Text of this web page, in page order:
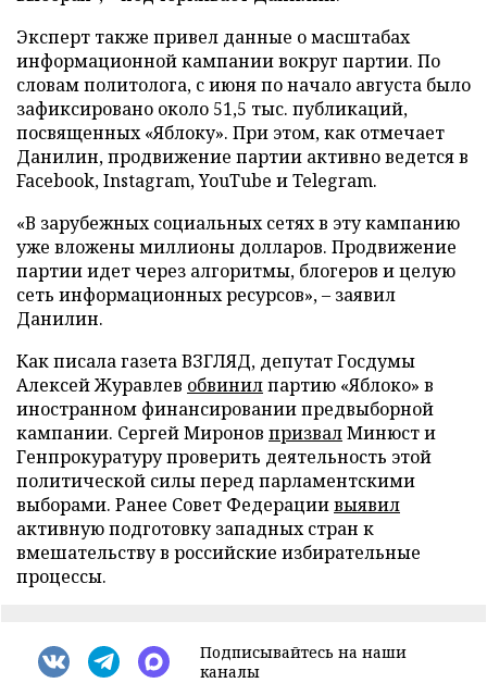
Эксперт также привел данные о масштабах
информационной кампании вокруг партии. По
словам политолога, с июня по начало августа было
зафиксировано около 51,5 тыс. публикаций,
посвященных «Яблоку». При этом, как отмечает
Данилин, продвижение партии активно ведется в
Facebook, Instagram, YouTube и Telegram.
«В зарубежных социальных сетях в эту кампанию
уже вложены миллионы долларов. Продвижение
партии идет через алгоритмы, блогеров и целую
сеть информационных ресурсов», – заявил
Данилин.
Как писала газета ВЗГЛЯД, депутат Госдумы
Алексей Журавлев обвинилпартию «Яблоко» в
иностранном финансировании предвыборной
кампании. Сергей Миронов призвалМинюст и
Генпрокуратуру проверить деятельность этой
политической силы перед парламентскими
выборами. Ранее Совет Федерациивыявил
активную подготовку западных стран к
вмешательству в российские избирательные
процессы.
Подписывайтесь на наши
каналы